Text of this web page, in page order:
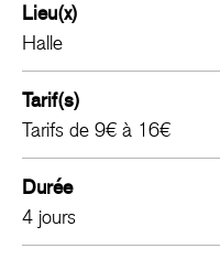
Lieu(x)
Halle
Tarif(s)
Tarifs de 9€ à 16€
Durée
4 jours